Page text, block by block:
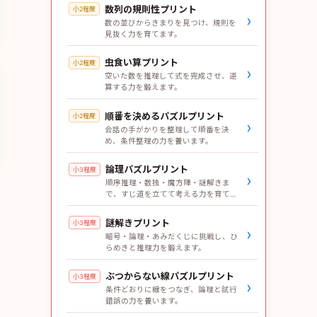
小2程度 数列の規則性プリント
数の並びからきまりを見つけ、規則を
見抜く力を育てます。
›
小2程度 虫食い算プリント
空いた数を推理して式を完成させ、逆
算する力を鍛えます。
›
小2程度 順番を決めるパズルプリント
会話の手がかりを整理して順番を決
め、条件整理の力を養います。
›
小3程度 論理パズルプリント
順序推理・数独・魔方陣・謎解きま
で、すじ道を立てて考える力を育てま
す。
›
小3程度 謎解きプリント
暗号・論理・あみだくじに挑戦し、ひ
らめきと推理力を鍛えます。
›
小3程度 ぶつからない線パズルプリント
条件どおりに線をつなぎ、論理と試行
錯誤の力を養います。
›